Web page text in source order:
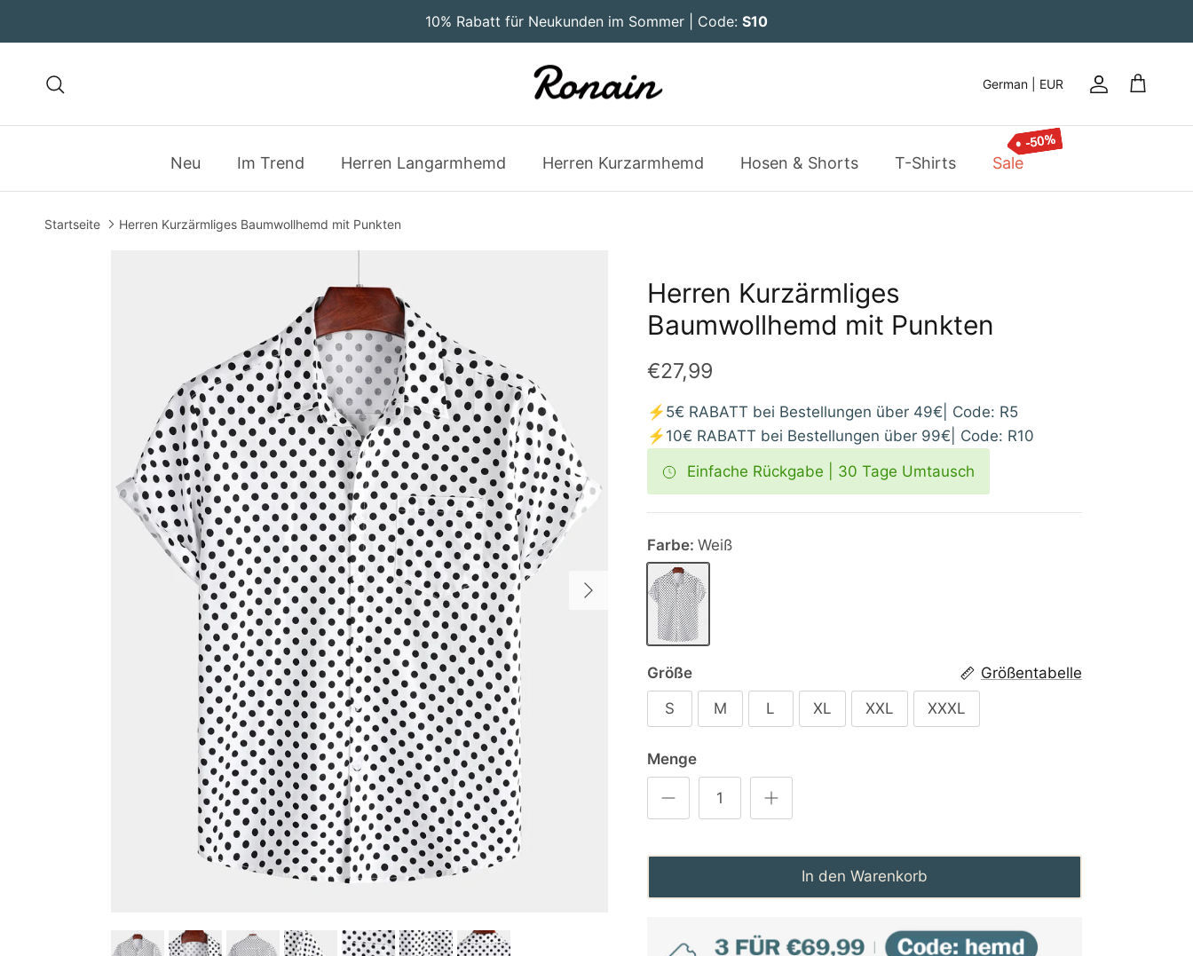
10% Rabatt für Neukunden im Sommer | Code: S10
German | EUR
Konto
Neu Im Trend Herren Langarmhemd Herren Kurzarmhemd Hosen & Shorts T-Shirts Sale
Startseite Herren Kurzärmliges Baumwollhemd mit Punkten
Nächste
Herren Kurzärmliges
Baumwollhemd mit Punkten
€27,99
⚡5€ RABATT bei Bestellungen über 49€| Code: R5
⚡10€ RABATT bei Bestellungen über 99€| Code: R10
Einfache Rückgabe | 30 Tage Umtausch
Farbe: Weiß
Größe
Größentabelle
S
M L XL XXL XXXL
Menge
In den Warenkorb